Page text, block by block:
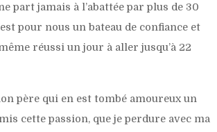
part jamais à l’abattée par plus de 30
pour nous un bateau de confiance et
réussi un jour à aller jusqu’à 22
père qui en est tombé amoureux un
cette passion, que je perdure avec ma